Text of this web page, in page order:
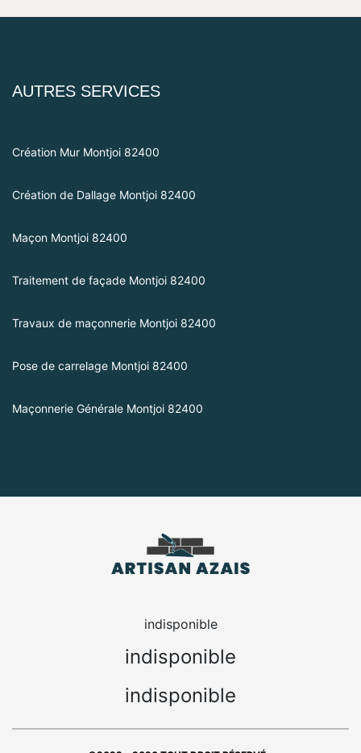
AUTRES SERVICES
Création Mur Montjoi 82400
Création de Dallage Montjoi 82400
Maçon Montjoi 82400
Traitement de façade Montjoi 82400
Travaux de maçonnerie Montjoi 82400
Pose de carrelage Montjoi 82400
Maçonnerie Générale Montjoi 82400
indisponible
indisponible
indisponible